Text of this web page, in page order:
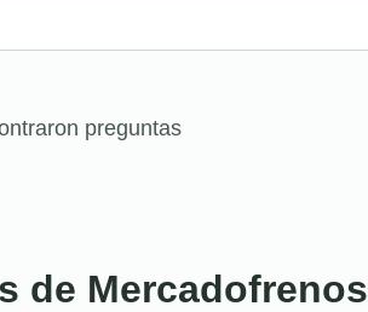
preguntas
de Mercadofrenos